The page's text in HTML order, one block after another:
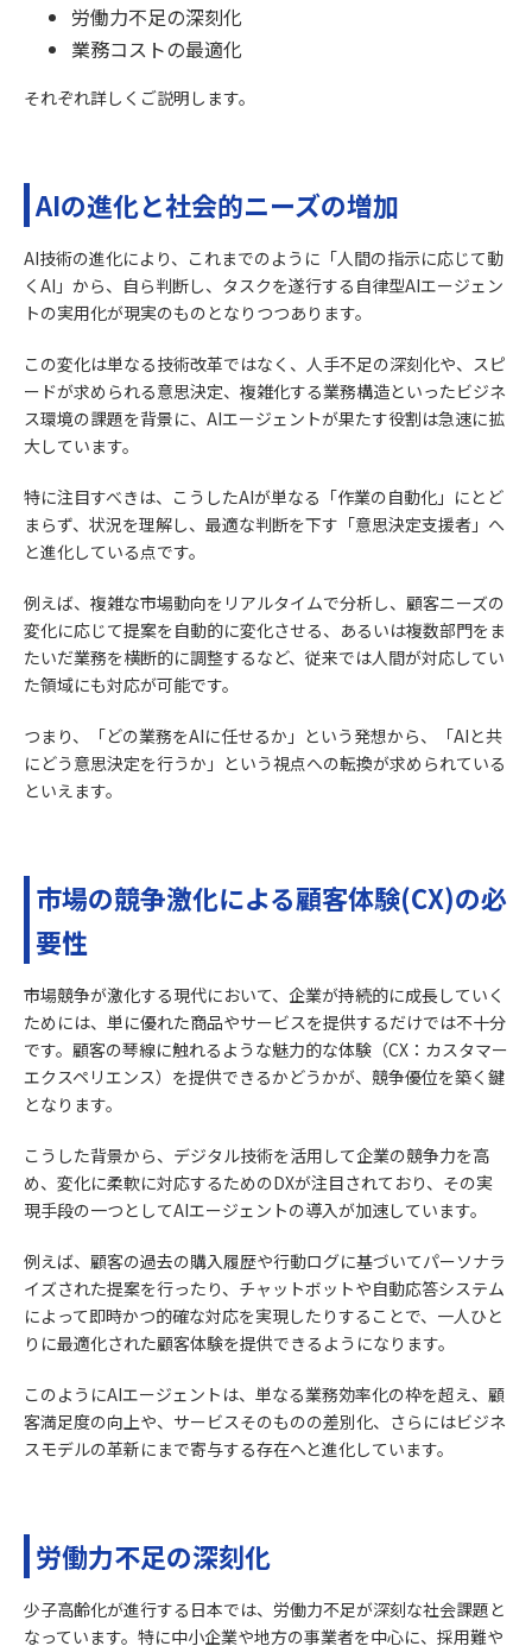
労働力不足の深刻化
業務コストの最適化
それぞれ詳しくご説明します。
AIの進化と社会的ニーズの増加
AI技術の進化により、これまでのように「人間の指示に応じて動
くAI」から、自ら判断し、タスクを遂行する自律型AIエージェン
トの実用化が現実のものとなりつつあります。
この変化は単なる技術改革ではなく、人手不足の深刻化や、スピ
ードが求められる意思決定、複雑化する業務構造といったビジネ
ス環境の課題を背景に、AIエージェントが果たす役割は急速に拡
大しています。
特に注目すべきは、こうしたAIが単なる「作業の自動化」にとど
まらず、状況を理解し、最適な判断を下す「意思決定支援者」へ
と進化している点です。
例えば、複雑な市場動向をリアルタイムで分析し、顧客ニーズの
変化に応じて提案を自動的に変化させる、あるいは複数部門をま
たいだ業務を横断的に調整するなど、従来では人間が対応してい
た領域にも対応が可能です。
つまり、「どの業務をAIに任せるか」という発想から、「AIと共
にどう意思決定を行うか」という視点への転換が求められている
といえます。
市場の競争激化による顧客体験(CX)の必
要性
市場競争が激化する現代において、企業が持続的に成長していく
ためには、単に優れた商品やサービスを提供するだけでは不十分
です。顧客の琴線に触れるような魅力的な体験（CX：カスタマー
エクスペリエンス）を提供できるかどうかが、競争優位を築く鍵
となります。
こうした背景から、デジタル技術を活用して企業の競争力を高
め、変化に柔軟に対応するためのDXが注目されており、その実
現手段の一つとしてAIエージェントの導入が加速しています。
例えば、顧客の過去の購入履歴や行動ログに基づいてパーソナラ
イズされた提案を行ったり、チャットボットや自動応答システム
によって即時かつ的確な対応を実現したりすることで、一人ひと
りに最適化された顧客体験を提供できるようになります。
このようにAIエージェントは、単なる業務効率化の枠を超え、顧
客満足度の向上や、サービスそのものの差別化、さらにはビジネ
スモデルの革新にまで寄与する存在へと進化しています。
労働力不足の深刻化
少子高齢化が進行する日本では、労働力不足が深刻な社会課題と
なっています。特に中小企業や地方の事業者を中心に、採用難や